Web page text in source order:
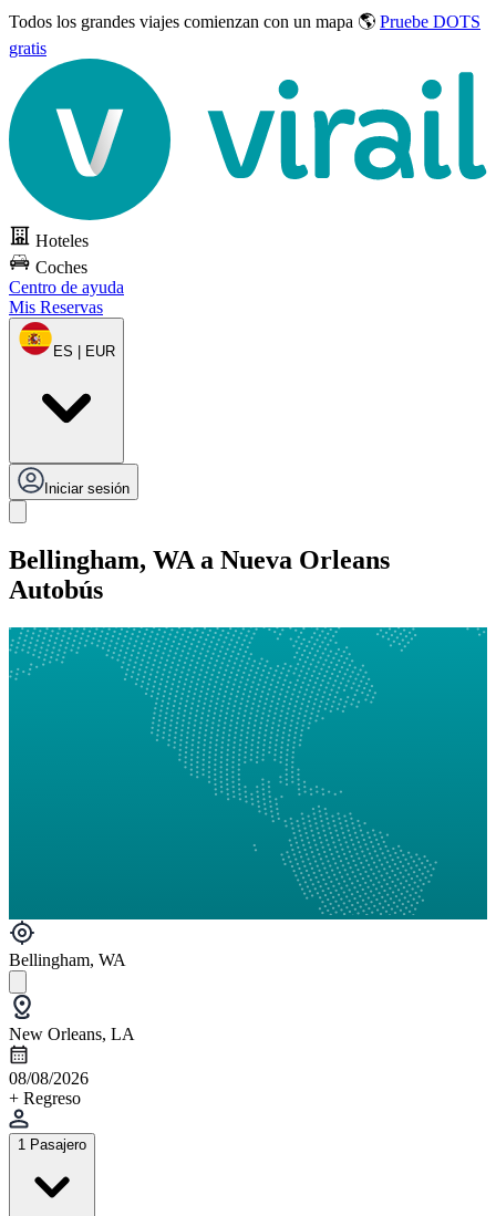
Todos los grandes viajes comienzan con un mapa 🌎 Pruebe DOTS
gratis
Hoteles
Coches
Centro de ayuda
Mis Reservas
ES | EUR
Iniciar sesión
Bellingham, WA a Nueva Orleans
Autobús
Bellingham, WA
New Orleans, LA
08/08/2026
+ Regreso
1 Pasajero